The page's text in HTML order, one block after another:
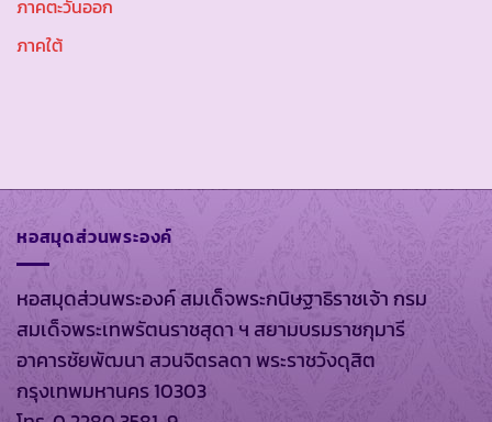
ภาคตะวันออก
ภาคใต้
หอสมุดส่วนพระองค์
หอสมุดส่วนพระองค์ สมเด็จพระกนิษฐาธิราชเจ้า กรม
สมเด็จพระเทพรัตนราชสุดา ฯ สยามบรมราชกุมารี
อาคารชัยพัฒนา สวนจิตรลดา พระราชวังดุสิต
กรุงเทพมหานคร 10303